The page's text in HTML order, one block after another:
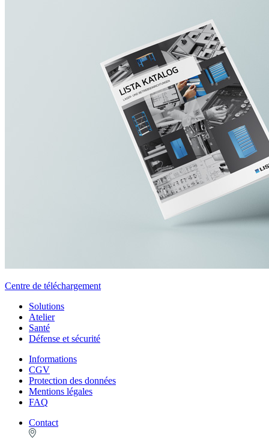
Centre de téléchargement
Solutions
Atelier
Santé
Défense et sécurité
Informations
CGV
Protection des données
Mentions légales
FAQ
Contact